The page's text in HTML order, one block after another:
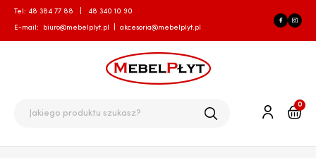
Tel: 48 384 77 88 48 340 10 90
E-mail: biuro@mebelplyt.pl akcesoria@mebelplyt.pl
0